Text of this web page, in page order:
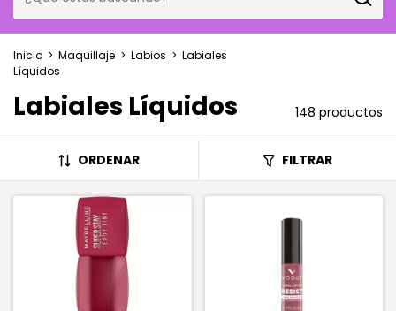
Inicio > Maquillaje > Labios > Labiales
Líquidos
Labiales Líquidos 148 productos
ORDENAR FILTRAR